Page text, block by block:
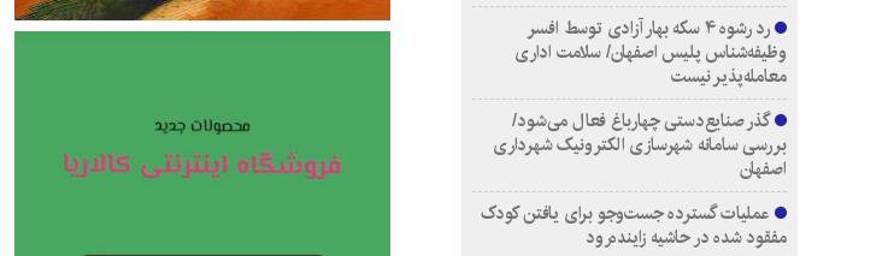
رد رشوه ۴ سکه بهار آزادی توسط افسر
وظیفه‌شناس پلیس اصفهان/ سلامت اداری
معامله‌پذیر نیست
گذر صنایع‌دستی چهارباغ فعال می‌شود/
بررسی سامانه شهرسازی الکترونیک شهرداری
اصفهان
عملیات گسترده جست‌وجو برای یافتن کودک
مفقود شده در حاشیه زاینده‌رود